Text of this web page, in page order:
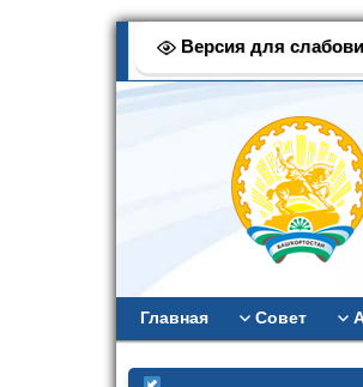
Версия для
Главная Совет